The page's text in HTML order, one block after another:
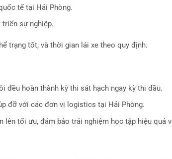
tế tại Hải Phòng.
triển sự nghiệp.
trạng tốt, và thời gian lái xe theo quy định.
đều hoàn thành kỳ thi sát hạch ngay kỳ thi đầu.
đỡ với các đơn vị logistics tại Hải Phòng.
lên tối ưu, đảm bảo trải nghiệm học tập hiệu quả